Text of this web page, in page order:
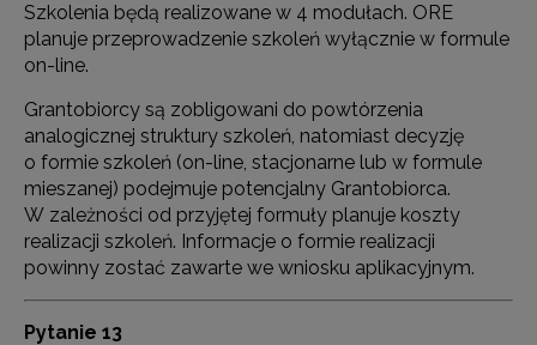
Szkolenia będą realizowane w 4 modułach. ORE
planuje przeprowadzenie szkoleń wyłącznie w formule
on-line.
Grantobiorcy są zobligowani do powtórzenia
analogicznej struktury szkoleń, natomiast decyzję
o formie szkoleń (on-line, stacjonarne lub w formule
mieszanej) podejmuje potencjalny Grantobiorca.
W zależności od przyjętej formuły planuje koszty
realizacji szkoleń. Informacje o formie realizacji
powinny zostać zawarte we wniosku aplikacyjnym.
Pytanie 13